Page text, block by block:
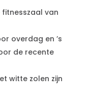
van
overdag en ’s
de recente
witte zolen zijn